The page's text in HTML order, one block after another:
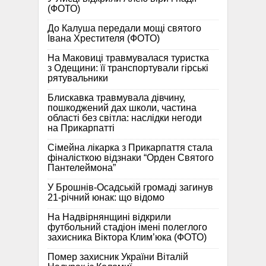
(ФОТО)
До Калуша передали мощі святого
Івана Хрестителя (ФОТО)
На Маковиці травмувалася туристка
з Одещини: її транспортували гірські
рятувальники
Блискавка травмувала дівчину,
пошкоджений дах школи, частина
області без світла: наслідки негоди
на Прикарпатті
Сімейна лікарка з Прикарпаття стала
фіналісткою відзнаки “Орден Святого
Пантелеймона”
У Брошнів-Осадській громаді загинув
21-річний юнак: що відомо
На Надвірнянщині відкрили
футбольний стадіон імені полеглого
захисника Віктора Клим’юка (ФОТО)
Помер захисник України Віталій